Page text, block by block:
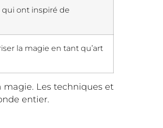
qui ont inspiré de
la magie en tant qu’art
magie. Les techniques et
entier.